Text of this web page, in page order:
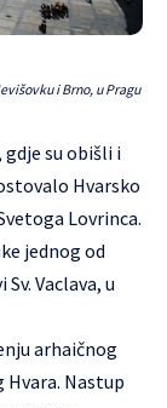
i Brno, u Pragu
gdje su obišli i
Hvarsko
Lovrinca.
jednog od
Vaclava, u
arhaičnog
Nastup